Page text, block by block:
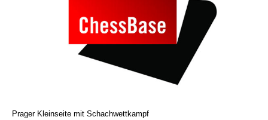
Prager Kleinseite mit Schachwettkampf